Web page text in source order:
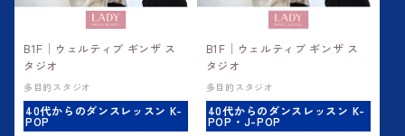
B1F│ウェルティブ ギンザ ス
タジオ
多目的スタジオ
40代からのダンスレッスン K-
POP
B1F│ウェルティブ ギンザ ス
タジオ
多目的スタジオ
40代からのダンスレッスン K-
POP・J-POP